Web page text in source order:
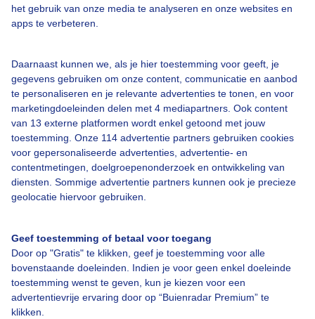
het gebruik van onze media te analyseren en onze websites en
apps te verbeteren.
Daarnaast kunnen we, als je hier toestemming voor geeft, je
gegevens gebruiken om onze content, communicatie en aanbod
te personaliseren en je relevante advertenties te tonen, en voor
marketingdoeleinden delen met 4 mediapartners. Ook content
van 13 externe platformen wordt enkel getoond met jouw
toestemming. Onze 114 advertentie partners gebruiken cookies
voor gepersonaliseerde advertenties, advertentie- en
contentmetingen, doelgroepenonderzoek en ontwikkeling van
diensten. Sommige advertentie partners kunnen ook je precieze
geolocatie hiervoor gebruiken.
Geef toestemming of betaal voor toegang
Door op "Gratis" te klikken, geef je toestemming voor alle
bovenstaande doeleinden. Indien je voor geen enkel doeleinde
toestemming wenst te geven, kun je kiezen voor een
advertentievrije ervaring door op “Buienradar Premium” te
klikken.
Een moment geduld aub...
Over Buienradar
Bedrijfsgegevens
Veelgestelde vragen
Toegankelijkheid
Gebruikersvoorwaarden
Adverteren
Buienradar Team